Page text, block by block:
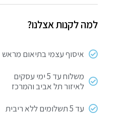
למה לקנות אצלנו?
איסוף עצמי בתיאום מראש
משלוח עד 5 ימי עסקים
לאיזור תל אביב והמרכז
עד 5 תשלומים ללא ריבית